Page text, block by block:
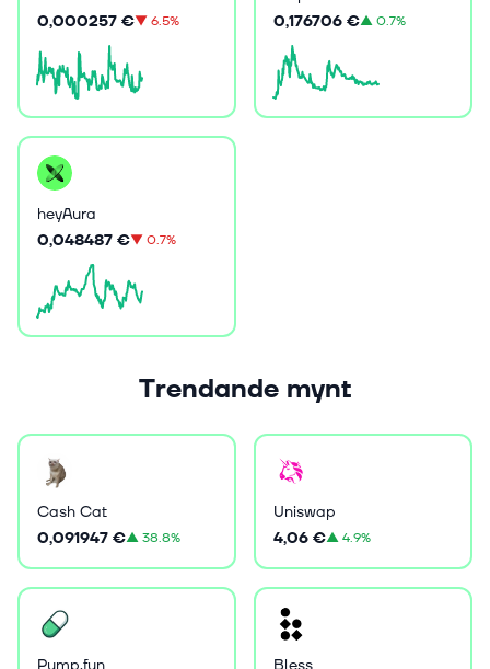
0,000257 €▼6.5%
0,176706 €▲0.7%
heyAura
0,048487 €▼0.7%
Trendande mynt
Cash Cat
0,091947 €▲38.8%
Uniswap
4,06 €▲4.9%